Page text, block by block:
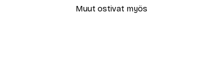
Muut ostivat myös